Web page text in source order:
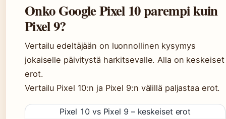
Onko Google Pixel 10 parempi kuin
Pixel 9?
Vertailu edeltäjään on luonnollinen kysymys
jokaiselle päivitystä harkitsevalle. Alla on keskeiset
erot.
Vertailu Pixel 10:n ja Pixel 9:n välillä paljastaa erot.
Pixel 10 vs Pixel 9 – keskeiset erot